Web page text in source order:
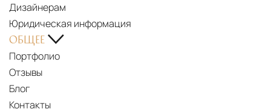
Дизайнерам
Юридическая информация
ОБЩЕЕ
Портфолио
Отзывы
Блог
Контакты